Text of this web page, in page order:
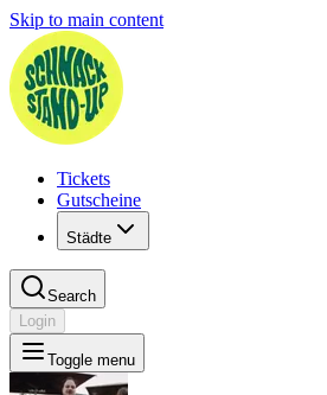
Skip to main content
Tickets
Gutscheine
Städte
Search
Login
Toggle menu